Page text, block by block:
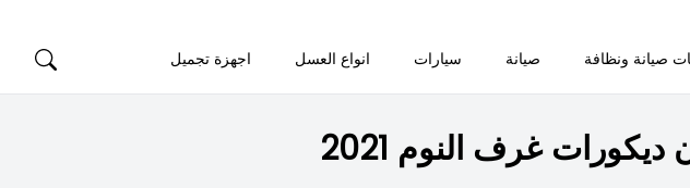
صيانة ونظافة صيانة سيارات انواع العسل اجهزة تجميل
غرف النوم 2021